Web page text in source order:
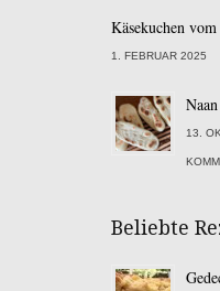
Käsekuchen
1. FEBRUAR 2025
13.
Beliebte